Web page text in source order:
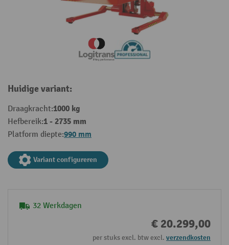
Huidige variant:
Draagkracht:1000 kg
Hefbereik:1 - 2735 mm
Platform diepte:990 mm
Variant configureren
32 Werkdagen
€ 20.299,00
per stuks excl. btw excl. verzendkosten